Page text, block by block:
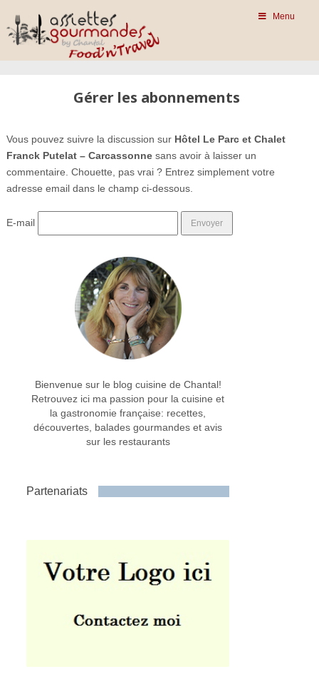
Menu
Gérer les abonnements
Vous pouvez suivre la discussion sur Hôtel Le Parc et Chalet
Franck Putelat – Carcassonnesans avoir à laisser un
commentaire. Chouette, pas vrai ? Entrez simplement votre
adresse email dans le champ ci-dessous.
E-mail
Bienvenue sur le blog cuisine de Chantal!
Retrouvez ici ma passion pour la cuisine et
la gastronomie française: recettes,
découvertes, balades gourmandes et avis
sur les restaurants
Partenariats